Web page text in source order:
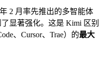
2 月率先推出的多智能体
显著强化。这是 Kimi 区别
、Cursor、Trae）的最大